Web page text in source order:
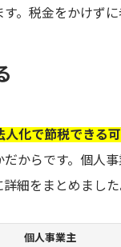
。税金をかけず
化で節税できる
からです。個人
細をまとめまし
個人事業主